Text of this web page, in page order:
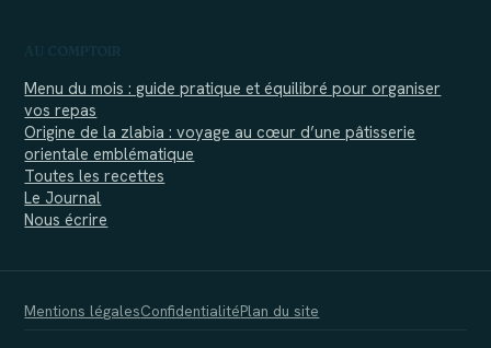
Menu du mois : guide pratique et équilibré pour organiser
vos repas
Origine de la zlabia : voyage au cœur d’une pâtisserie
orientale emblématique
Toutes les recettes
Le Journal
Nous écrire
Mentions légalesConfidentialitéPlan du site